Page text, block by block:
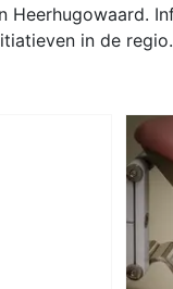
Heerhugowaard.
in de